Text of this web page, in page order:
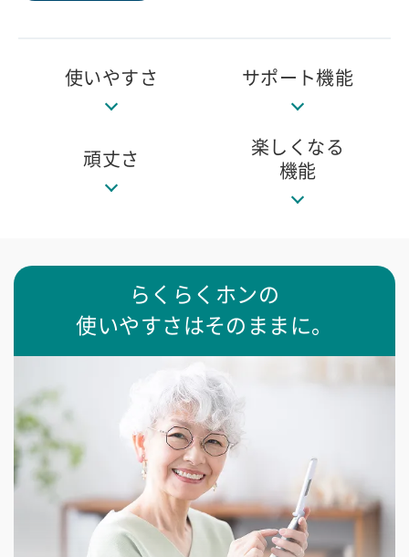
使いやすさ サポート機能
頑丈さ
楽しくなる
機能
らくらくホンの
使いやすさはそのままに。